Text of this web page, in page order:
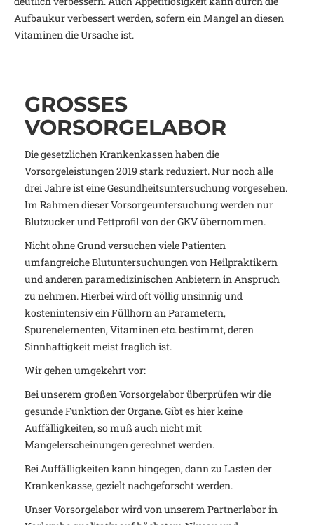
Aufbaukur verbessert werden, sofern ein Mangel an diesen
Vitaminen die Ursache ist.
GROSSES V
ORSORGELABOR
Die gesetzlichen Krankenkassen haben die
Vorsorgeleistungen 2019 stark reduziert. Nur noch alle
drei Jahre ist eine Gesundheitsuntersuchung vorgesehen.
Im Rahmen dieser Vorsorgeuntersuchung werden nur
Blutzucker und Fettprofil von der GKV übernommen.
Nicht ohne Grund versuchen viele Patienten
umfangreiche Blutuntersuchungen von Heilpraktikern
und anderen paramedizinischen Anbietern in Anspruch
zu nehmen. Hierbei wird oft völlig unsinnig und
kostenintensiv ein Füllhorn an Parametern,
Spurenelementen, Vitaminen etc. bestimmt, deren
Sinnhaftigkeit meist fraglich ist.
Wir gehen umgekehrt vor:
Bei unserem großen Vorsorgelabor überprüfen wir die
gesunde Funktion der Organe. Gibt es hier keine
Auffälligkeiten, so muß auch nicht mit
Mangelerscheinungen gerechnet werden.
Bei Auffälligkeiten kann hingegen, dann zu Lasten der
Krankenkasse, gezielt nachgeforscht werden.
Unser Vorsorgelabor wird von unserem Partnerlabor in